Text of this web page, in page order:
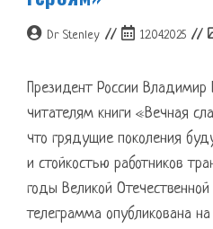
АвторDr Stenley
Запись12.04.2025
Президент России Владимир
читателям книги «Вечная
что грядущие поколения
и стойкостью работников
годы Великой
телеграмма опубликована